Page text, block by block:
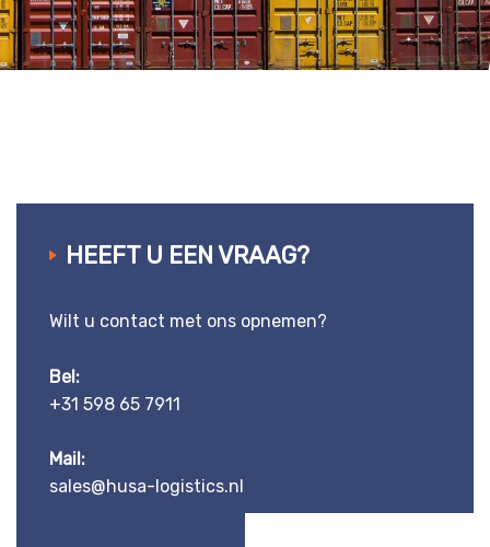
HEEFT U EEN VRAAG?
Wilt u contact met ons opnemen?
Bel:
+31 598 65 7911
Mail:
sales@husa-logistics.nl